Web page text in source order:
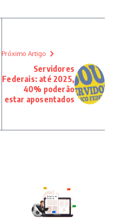
Próximo Artigo
Servidores
Federais: até 2025,
40% poderão
estar aposentados